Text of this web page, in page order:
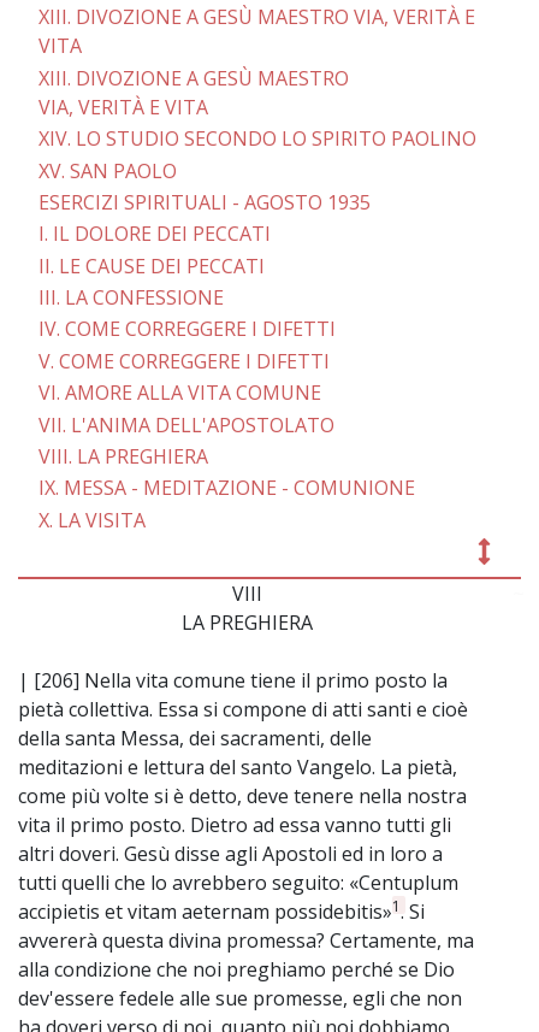
XIII. DIVOZIONE A GESÙ MAESTRO VIA, VERITÀ E
VITA
XIII. DIVOZIONE A GESÙ MAESTRO
VIA, VERITÀ E VITA
XIV. LO STUDIO SECONDO LO SPIRITO PAOLINO
XV. SAN PAOLO
ESERCIZI SPIRITUALI - AGOSTO 1935
I. IL DOLORE DEI PECCATI
II. LE CAUSE DEI PECCATI
III. LA CONFESSIONE
IV. COME CORREGGERE I DIFETTI
V. COME CORREGGERE I DIFETTI
VI. AMORE ALLA VITA COMUNE
VII. L'ANIMA DELL'APOSTOLATO
VIII. LA PREGHIERA
IX. MESSA - MEDITAZIONE - COMUNIONE
X. LA VISITA
VIII
LA PREGHIERA
| [206] Nella vita comune tiene il primo posto la
pietà collettiva. Essa si compone di atti santi e cioè
della santa Messa, dei sacramenti, delle
meditazioni e lettura del santo Vangelo. La pietà,
come più volte si è detto, deve tenere nella nostra
vita il primo posto. Dietro ad essa vanno tutti gli
altri doveri. Gesù disse agli Apostoli ed in loro a
tutti quelli che lo avrebbero seguito: «Centuplum
accipietis et vitam aeternam possidebitis»1. Si
avvererà questa divina promessa? Certamente, ma
alla condizione che noi preghiamo perché se Dio
dev'essere fedele alle sue promesse, egli che non